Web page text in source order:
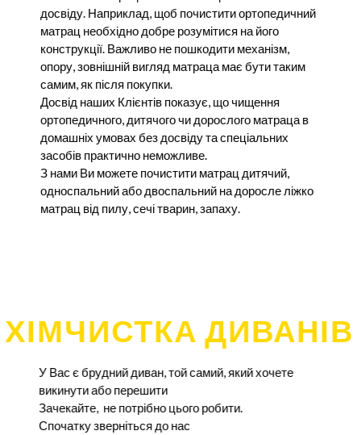
досвіду. Наприклад, щоб почистити ортопедичний
матрац необхідно добре розумітися на його
конструкції. Важливо не пошкодити механізм,
опору, зовнішній вигляд матраца має бути таким
самим, як після покупки.
Досвід наших Клієнтів показує, що чищення
ортопедичного, дитячого чи дорослого матраца в
домашніх умовах без досвіду та спеціальних
засобів практично неможливе.
З нами Ви можете почистити матрац дитячий,
односпальний або двоспальний на доросле ліжко
матрац від пилу, сечі тварин, запаху.
ХІМЧИСТКА ДИВАНІВ
У Вас є брудний диван, той самий, який хочете
викинути або перешити
Зачекайте, не потрібно цього робити.
Спочатку зверніться до нас